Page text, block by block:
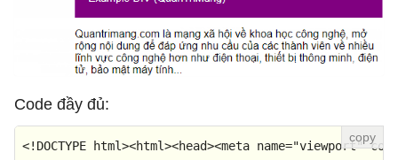
Code đầy đủ:
<!DOCTYPE html><html><head><meta name="viewport"